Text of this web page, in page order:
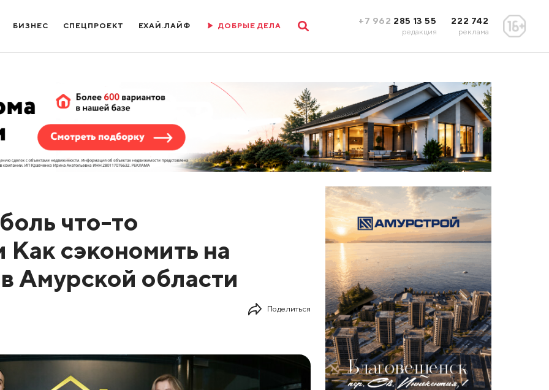
БИЗНЕС СПЕЦПРОЕКТ ЕХАЙ.ЛАЙФ ДОБРЫЕ ДЕЛА +7 962 285 13 55
редакция
222 742
реклама
что-то
сэкономить на
Амурской области
Поделиться